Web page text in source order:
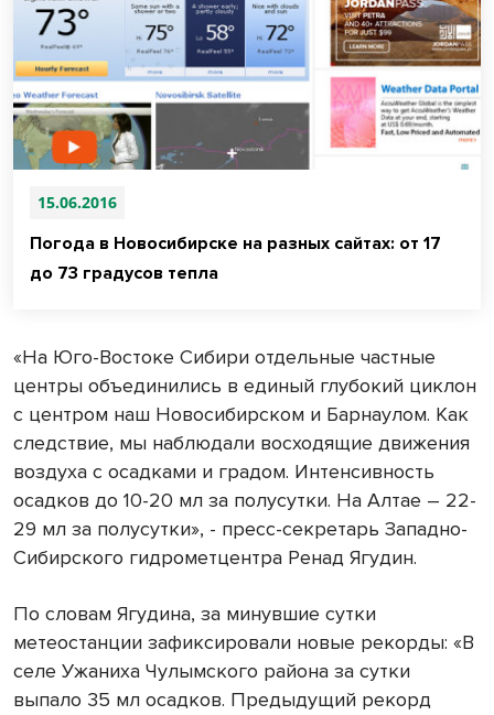
15.06.2016
Погода в Новосибирске на разных сайтах: от 17
до 73 градусов тепла
«На Юго-Востоке Сибири отдельные частные
центры объединились в единый глубокий циклон
с центром наш Новосибирском и Барнаулом. Как
следствие, мы наблюдали восходящие движения
воздуха с осадками и градом. Интенсивность
осадков до 10-20 мл за полусутки. На Алтае – 22-
29 мл за полусутки», - пресс-секретарь Западно-
Сибирского гидрометцентра Ренад Ягудин.
По словам Ягудина, за минувшие сутки
метеостанции зафиксировали новые рекорды: «В
селе Ужаниха Чулымского района за сутки
выпало 35 мл осадков. Предыдущий рекорд